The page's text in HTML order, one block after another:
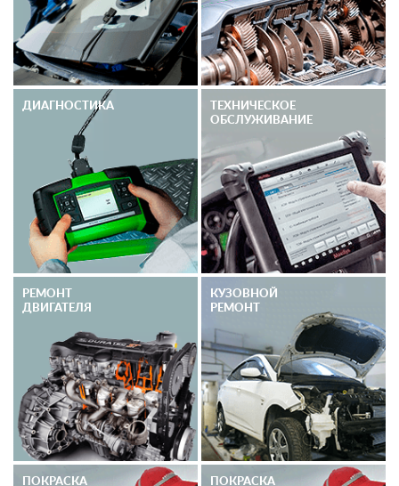
ДИАГНОСТИКА
ТЕХНИЧЕСКОЕ
ОБСЛУЖИВАНИЕ
РЕМОНТ
ДВИГАТЕЛЯ
КУЗОВНОЙ
РЕМОНТ
ПОКРАСКА
ПОКРАСКА